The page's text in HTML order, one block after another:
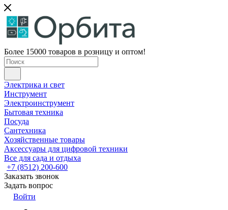
Более 15000 товаров в розницу и оптом!
Электрика и свет
Инструмент
Электроинструмент
Бытовая техника
Посуда
Сантехника
Хозяйственные товары
Аксессуары для цифровой техники
Все для сада и отдыха
+7 (8512) 200-600
Заказать звонок
Задать вопрос
Войти